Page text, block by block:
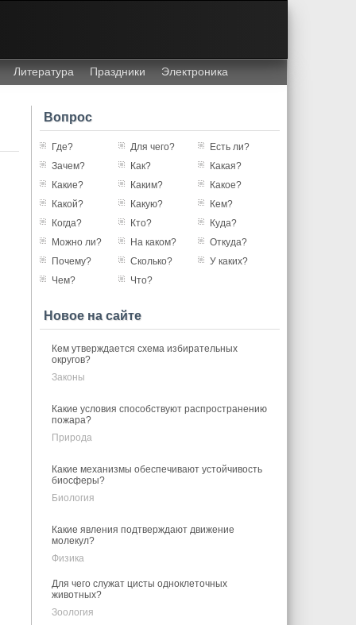
Литература Праздники Электроника
Вопрос
Где? Для чего?
Есть ли?
Зачем?
Как?
Какая?
Какие?
Каким?
Какое?
Какой?
Какую?
Кем?
Когда?
Кто?
Куда?
Можно ли?
На каком?
Откуда?
Почему?
Сколько?
У каких?
Чем?
Что?
Новое на сайте
Кем утверждается схема избирательных
округов?
Законы
Какие условия способствуют распространению
пожара?
Природа
Какие механизмы обеспечивают устойчивость
биосферы?
Биология
Какие явления подтверждают движение
молекул?
Физика
Для чего служат цисты одноклеточных
животных?
Зоология